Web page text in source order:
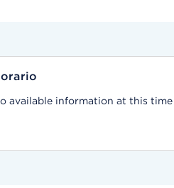
available information at this time